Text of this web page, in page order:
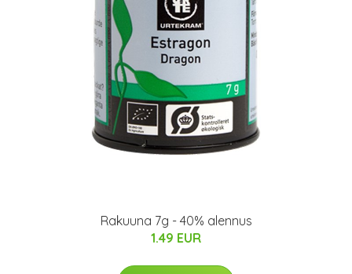
Rakuuna 7g - 40% alennus
1.49 EUR